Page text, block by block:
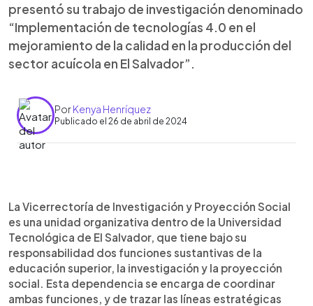
presentó su trabajo de investigación denominado
“Implementación de tecnologías 4.0 en el
mejoramiento de la calidad en la producción del
sector acuícola en El Salvador”.
PorKenya Henríquez
Publicado el 26 de abril de 2024
Escuchar artículo
La Vicerrectoría de Investigación y Proyección Social
es una unidad organizativa dentro de la Universidad
Tecnológica de El Salvador, que tiene bajo su
responsabilidad dos funciones sustantivas de la
educación superior, la investigación y la proyección
social. Esta dependencia se encarga de coordinar
ambas funciones, y de trazar las líneas estratégicas